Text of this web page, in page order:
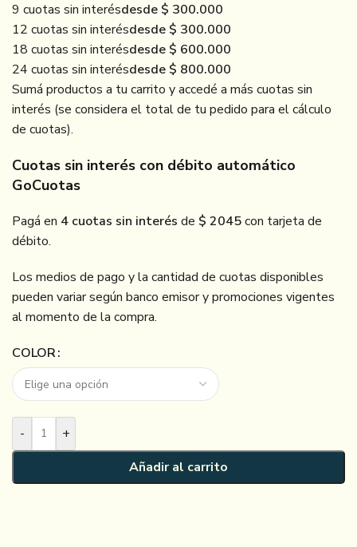
9 cuotas sin interésdesde $ 300.000
12 cuotas sin interésdesde $ 300.000
18 cuotas sin interésdesde $ 600.000
24 cuotas sin interésdesde $ 800.000
Sumá productos a tu carrito y accedé a más cuotas sin
interés (se considera el total de tu pedido para el cálculo
de cuotas).
Cuotas sin interés con débito automático
GoCuotas
Pagá en 4 cuotas sin interés de $ 2045con tarjeta de
débito.
Los medios de pago y la cantidad de cuotas disponibles
pueden variar según banco emisor y promociones vigentes
al momento de la compra.
COLOR
-
+
Añadir al carrito